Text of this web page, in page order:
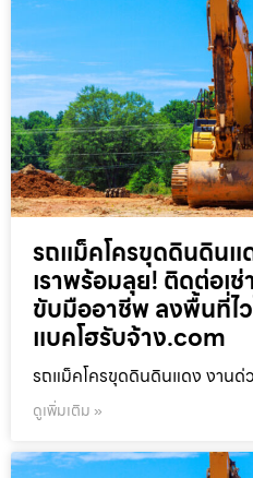
รถแม็คโครขุดดินดินแ
เราพร้อมลุย! ติดต่อเ
ขับมืออาชีพ ลงพื้นที่ไ
แบคโฮรับจ้าง.com
รถแม็คโครขุดดินดินแดง งานด่ว
ดูเพิ่มเติม »